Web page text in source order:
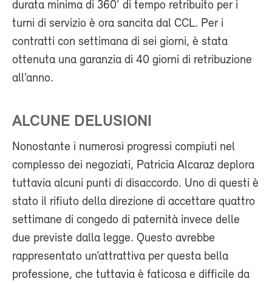
durata minima di 360’ di tempo retribuito per i
turni di servizio è ora sancita dal CCL. Per i
contratti con settimana di sei giorni, è stata
ottenuta una garanzia di 40 giorni di retribuzione
all’anno.
ALCUNE DELUSIONI
Nonostante i numerosi progressi compiuti nel
complesso dei negoziati, Patricia Alcaraz deplora
tuttavia alcuni punti di disaccordo. Uno di questi è
stato il rifiuto della direzione di accettare quattro
settimane di congedo di paternità invece delle
due previste dalla legge. Questo avrebbe
rappresentato un’attrattiva per questa bella
professione, che tuttavia è faticosa e difficile da